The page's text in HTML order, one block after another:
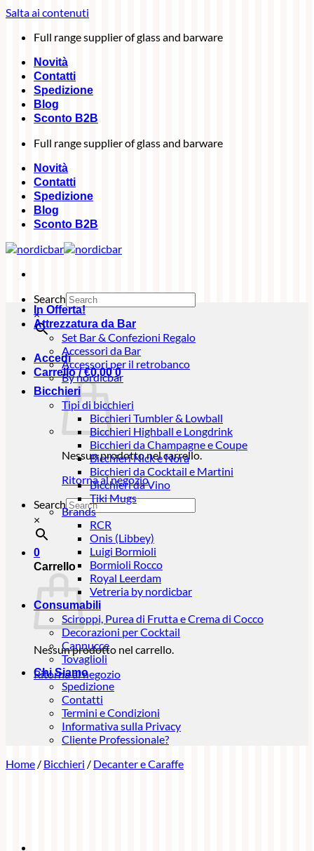
Salta ai contenuti
Full range supplier of glass and barware
Novità
Contatti
Spedizione
Blog
Sconto B2B
Full range supplier of glass and barware
Novità
Contatti
Spedizione
Blog
Sconto B2B
Search
×
Accedi
Carrello /€0,00 0
Nessun prodotto nel carrello.
Ritorna al negozio
Search
×
0
Carrello
Nessun prodotto nel carrello.
Ritorna al negozio
In Offerta!
Attrezzatura da Bar
Set Bar & Confezioni Regalo
Accessori da Bar
Accessori per il retrobanco
By nordicbar
Bicchieri
Tipi di bicchieri
Bicchieri Tumbler & Lowball
Bicchieri Highball e Longdrink
Bicchieri da Champagne e Coupe
Bicchieri Nick e Nora
Bicchieri da Cocktail e Martini
Bicchieri da Vino
Tiki Mugs
Brands
RCR
Onis (Libbey)
Luigi Bormioli
Bormioli Rocco
Royal Leerdam
Vetreria by nordicbar
Consumabili
Sciroppi, Purea di Frutta e Crema di Cocco
Decorazioni per Cocktail
Cannucce
Tovaglioli
Chi Siamo
Spedizione
Contatti
Termini e Condizioni
Informativa sulla Privacy
Cliente Professionale?
Home / Bicchieri / Decanter e Caraffe